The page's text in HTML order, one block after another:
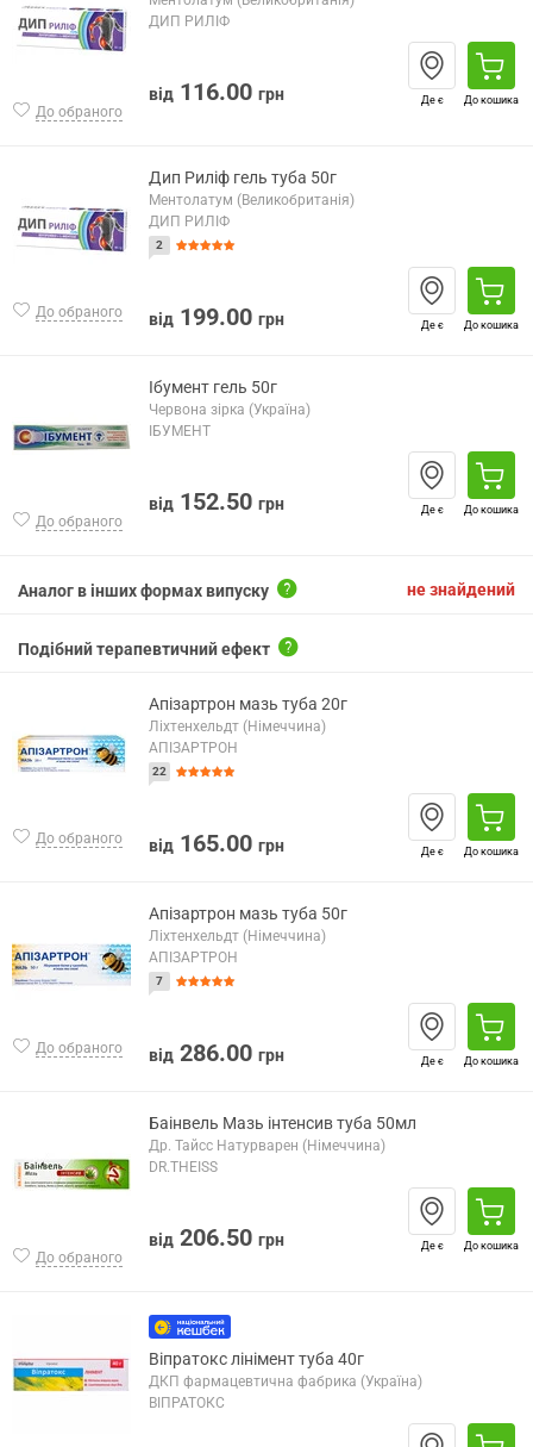
До обраного
ДИП РИЛІФ
від 116.00 грн Де є До кошика
До обраного
Дип Риліф гель туба 50г
Ментолатум (Великобританія)
ДИП РИЛІФ
2
від 199.00 грн Де є До кошика
До обраного
Ібумент гель 50г
Червона зірка (Україна)
ІБУМЕНТ
від 152.50 грн Де є До кошика
не знайдений
Аналог в інших формах випуску
Подібний терапевтичний ефект
До обраного
Апізартрон мазь туба 20г
Ліхтенхельдт (Німеччина)
АПІЗАРТРОН
22
від 165.00 грн Де є До кошика
До обраного
Апізартрон мазь туба 50г
Ліхтенхельдт (Німеччина)
АПІЗАРТРОН
7
від 286.00 грн Де є До кошика
До обраного
Баінвель Мазь інтенсив туба 50мл
Др. Тайсс Натурварен (Німеччина)
DR.THEISS
від 206.50 грн Де є До кошика
Віпратокс лінімент туба 40г
ДКП фармацевтична фабрика (Україна)
ВІПРАТОКС